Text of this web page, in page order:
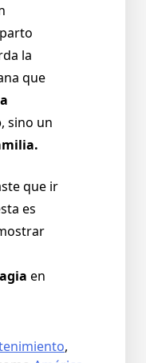
la
que
, sino un
que ir
es
en
,